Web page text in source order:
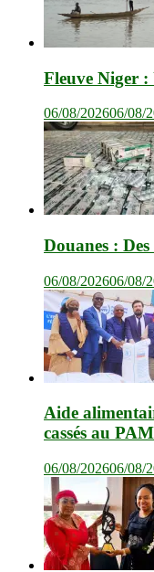
Fleuve Niger :
06/08/202606/08/
Douanes :
06/08/202606/08/
Aide
cassés au PAM
06/08/202606/08/